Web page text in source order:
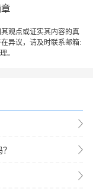
观点或证实其内容的真
异议，请及时联系邮箱:
。